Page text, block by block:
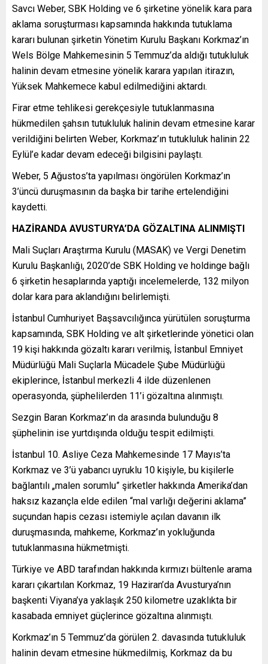
Savcı Weber, SBK Holding ve 6 şirketine yönelik kara para
aklama soruşturması kapsamında hakkında tutuklama
kararı bulunan şirketin Yönetim Kurulu Başkanı Korkmaz’ın
Wels Bölge Mahkemesinin 5 Temmuz’da aldığı tutukluluk
halinin devam etmesine yönelik karara yapılan itirazın,
Yüksek Mahkemece kabul edilmediğini aktardı.
Firar etme tehlikesi gerekçesiyle tutuklanmasına
hükmedilen şahsın tutukluluk halinin devam etmesine karar
verildiğini belirten Weber, Korkmaz’ın tutukluluk halinin 22
Eylül’e kadar devam edeceği bilgisini paylaştı.
Weber, 5 Ağustos’ta yapılması öngörülen Korkmaz’ın
3’üncü duruşmasının da başka bir tarihe ertelendiğini
kaydetti.
HAZİRANDA AVUSTURYA’DA GÖZALTINA ALINMIŞTI
Mali Suçları Araştırma Kurulu (MASAK) ve Vergi Denetim
Kurulu Başkanlığı, 2020’de SBK Holding ve holdinge bağlı
6 şirketin hesaplarında yaptığı incelemelerde, 132 milyon
dolar kara para aklandığını belirlemişti.
İstanbul Cumhuriyet Başsavcılığınca yürütülen soruşturma
kapsamında, SBK Holding ve alt şirketlerinde yönetici olan
19 kişi hakkında gözaltı kararı verilmiş, İstanbul Emniyet
Müdürlüğü Mali Suçlarla Mücadele Şube Müdürlüğü
ekiplerince, İstanbul merkezli 4 ilde düzenlenen
operasyonda, şüphelilerden 11’i gözaltına alınmıştı.
Sezgin Baran Korkmaz’ın da arasında bulunduğu 8
şüphelinin ise yurtdışında olduğu tespit edilmişti.
İstanbul 10. Asliye Ceza Mahkemesinde 17 Mayıs’ta
Korkmaz ve 3’ü yabancı uyruklu 10 kişiyle, bu kişilerle
bağlantılı „malen sorumlu” şirketler hakkında Amerika’dan
haksız kazançla elde edilen “mal varlığı değerini aklama”
suçundan hapis cezası istemiyle açılan davanın ilk
duruşmasında, mahkeme, Korkmaz’ın yokluğunda
tutuklanmasına hükmetmişti.
Türkiye ve ABD tarafından hakkında kırmızı bültenle arama
kararı çıkartılan Korkmaz, 19 Haziran’da Avusturya’nın
başkenti Viyana’ya yaklaşık 250 kilometre uzaklıkta bir
kasabada emniyet güçlerince gözaltına alınmıştı.
Korkmaz’ın 5 Temmuz’da görülen 2. davasında tutukluluk
halinin devam etmesine hükmedilmiş, Korkmaz da bu